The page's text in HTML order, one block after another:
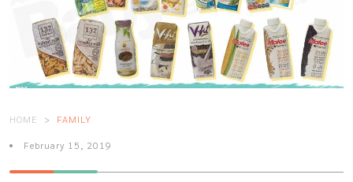
HOME FAMILY
February 15, 2019